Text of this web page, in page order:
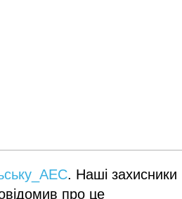
. Наші захисники
про це